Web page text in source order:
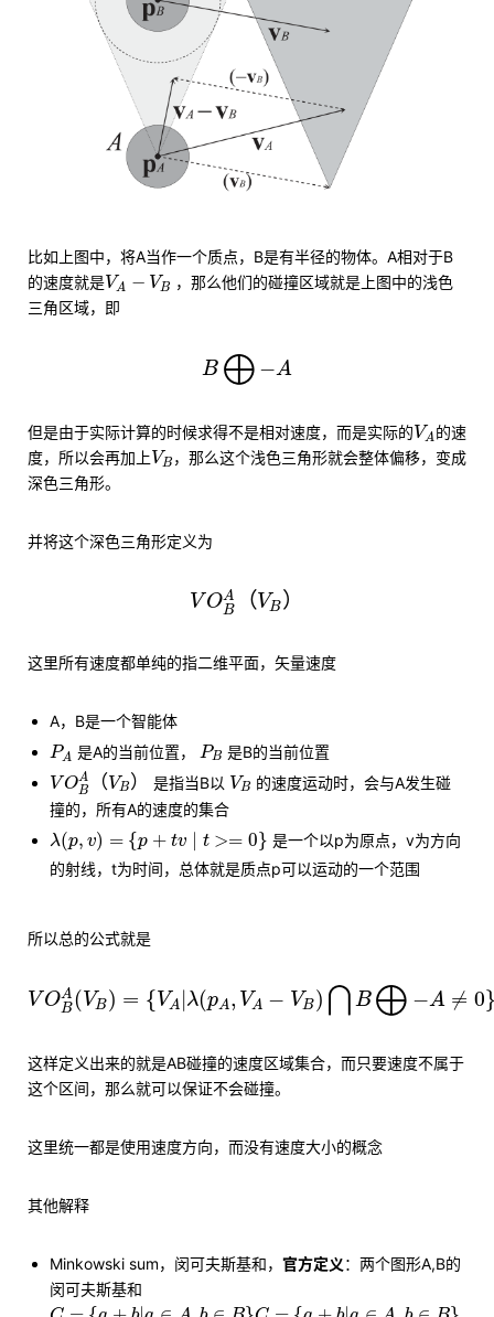
比如上图中，将A当作一个质点，B是有半径的物体。A相对于B
的速度就是VA − VB
VA VB
，那么他们的碰撞区域就是上图中的浅色
三角区域，即
B ⨁ −A
B⨁−
但是由于实际计算的时候求得不是相对速度，而是实际的VA
VA的速
度，所以会再加上VB
VB ，那么这个浅色三角形就会整体偏移，变成
深色三角形。
并将这个深色三角形定义为
V OA
B
（VB）
VOB （VB
这里所有速度都单纯的指二维平面，矢量速度
A，B是一个智能体
PA
PA 是A的当前位置， PB
PB 是B的当前位置
VOA
B
（ VB ）
VOB （VB ）
是指当B以 VB
VB
的速度运动时，会与A发生碰
撞的，所有A的速度的集合
λ(p, v) = {p + tv t >= 0 }
λ ( ) + v ∣ >= 0
是一个以p为原点，v为方向
的射线，t为时间，总体就是质点p可以运动的一个范围
所以总的公式就是
V OA
B(VB) = {VA |λ(pA, VA − VB) ⋂ B ⨁ −A ≠ 0
V OB A B)= V A pA A− V B)⋂B⨁− ≠ }
这样定义出来的就是AB碰撞的速度区域集合，而只要速度不属于
这个区间，那么就可以保证不会碰撞。
这里统一都是使用速度方向，而没有速度大小的概念
其他解释
Minkowski sum，闵可夫斯基和， 官方定义：两个图形A,B的
闵可夫斯基和
C ={a+b|a∈ A, b∈B }C={ a+ |a ∈ A,b ∈ B}